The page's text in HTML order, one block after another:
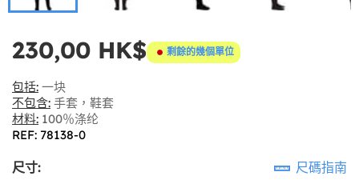
230,00 HK$ 剩餘的幾個單位
包括: 一块
不包含: 手套，鞋套
材料: 100％涤纶
REF: 78138-0
尺寸: 尺碼指南